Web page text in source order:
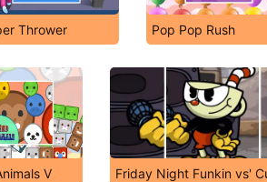
Thrower Pop Pop Rush
V Friday Night Funkin vs'